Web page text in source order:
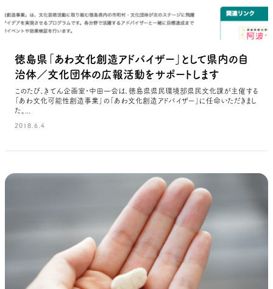
徳島県「あわ文化創造アドバイザー」として県内の自
治体／文化団体の広報活動をサポートします
このたび、きてん企画室・中田一会は、徳島県県民環境部県民文化課が主催する
「あわ文化可能性創造事業」の「あわ文化創造アドバイザー」に任命いただきまし
た。...
2018.6.4